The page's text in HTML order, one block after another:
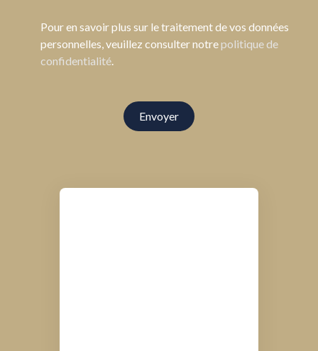
Pour en savoir plus sur le traitement de vos données
personnelles, veuillez consulter notrepolitique de
confidentialité.
Envoyer